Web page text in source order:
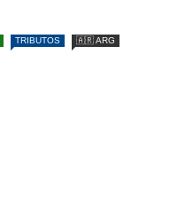
TRIBUTOS 🇦🇷 ARG